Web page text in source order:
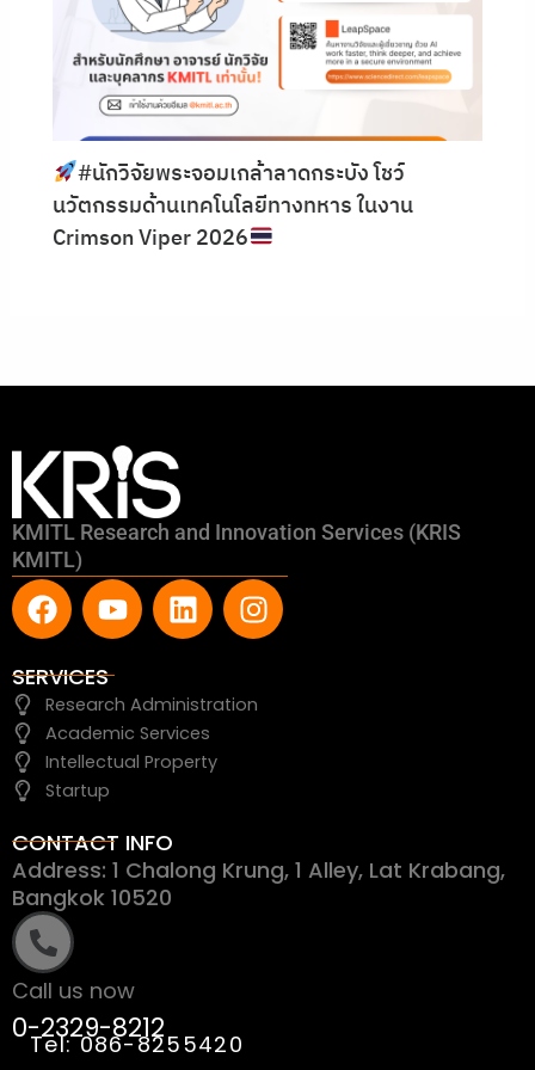
#นักวิจัยพระจอมเกล้าลาดกระบัง โชว์
นวัตกรรมด้านเทคโนโลยีทางทหาร ในงาน
Crimson Viper 2026
KMITL Research and Innovation Services (KRIS
KMITL)
F
a
c
e
b
o
o
k
Y
o
u
t
u
b
e
L
i
n
e
d
i
I
n
s
a
SERVICES
Research Administration
Academic Services
Intellectual Property
Startup
CONTACT INFO
Address: 1 Chalong Krung, 1 Alley, Lat Krabang,
Bangkok 10520
Call us now
0-2329-8212
Tel: 086-8255420